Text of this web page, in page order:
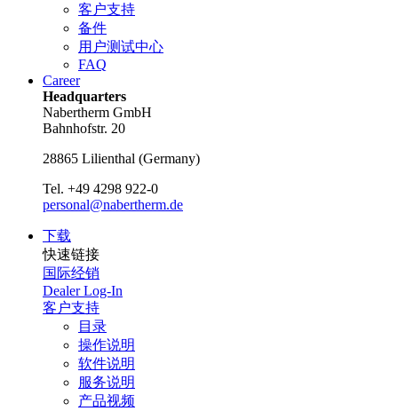
客户支持
备件
用户测试中心
FAQ
Career
Headquarters
Nabertherm GmbH
Bahnhofstr. 20
28865 Lilienthal (Germany)
Tel. +49 4298 922-0
personal@nabertherm.de
下载
快速链接
国际经销
Dealer Log-In
客户支持
目录
操作说明
软件说明
服务说明
产品视频